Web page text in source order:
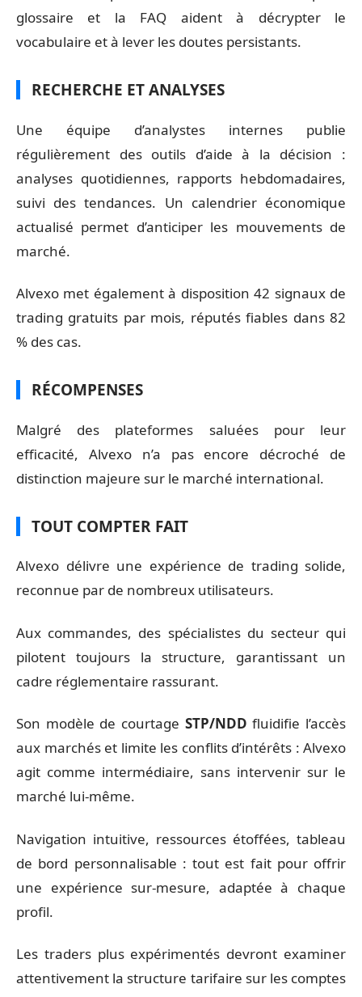
glossaire et la FAQ aident à décrypter le
vocabulaire et à lever les doutes persistants.
RECHERCHE ET ANALYSES
Une équipe d’analystes internes publie
régulièrement des outils d’aide à la décision :
analyses quotidiennes, rapports hebdomadaires,
suivi des tendances. Un calendrier économique
actualisé permet d’anticiper les mouvements de
marché.
Alvexo met également à disposition 42 signaux de
trading gratuits par mois, réputés fiables dans 82
% des cas.
RÉCOMPENSES
Malgré des plateformes saluées pour leur
efficacité, Alvexo n’a pas encore décroché de
distinction majeure sur le marché international.
TOUT COMPTER FAIT
Alvexo délivre une expérience de trading solide,
reconnue par de nombreux utilisateurs.
Aux commandes, des spécialistes du secteur qui
pilotent toujours la structure, garantissant un
cadre réglementaire rassurant.
Son modèle de courtage STP/NDD fluidifie l’accès
aux marchés et limite les conflits d’intérêts : Alvexo
agit comme intermédiaire, sans intervenir sur le
marché lui-même.
Navigation intuitive, ressources étoffées, tableau
de bord personnalisable : tout est fait pour offrir
une expérience sur-mesure, adaptée à chaque
profil.
Les traders plus expérimentés devront examiner
attentivement la structure tarifaire sur les comptes